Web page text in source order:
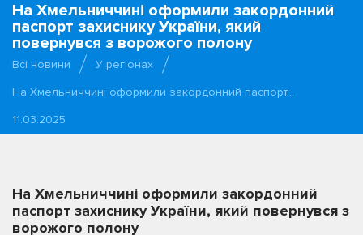
На Хмельниччині оформили закордонний
паспорт захиснику України, який
повернувся з ворожого полону
Всі новини
У регіонах
На Хмельниччині оформили закордонний паспорт…
11.03.2025
На Хмельниччині оформили закордонний
паспорт захиснику України, який повернувся з
ворожого полону